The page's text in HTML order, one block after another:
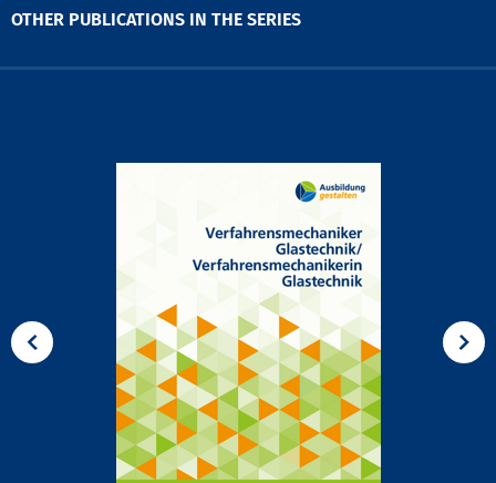
OTHER PUBLICATIONS IN THE SERIES